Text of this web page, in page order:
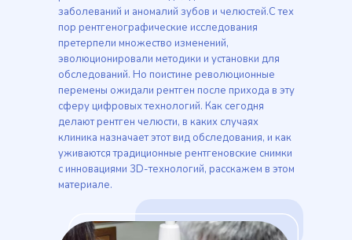
заболеваний и аномалий зубов и челюстей.С тех
пор рентгенографические исследования
претерпели множество изменений,
эволюционировали методики и установки для
обследований. Но поистине революционные
перемены ожидали рентген после прихода в эту
сферу цифровых технологий. Как сегодня
делают рентген челюсти, в каких случаях
клиника назначает этот вид обследования, и как
уживаются традиционные рентгеновские снимки
с инновациями 3D-технологий, расскажем в этом
материале.